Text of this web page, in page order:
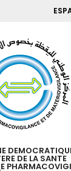
DE LA SANTE